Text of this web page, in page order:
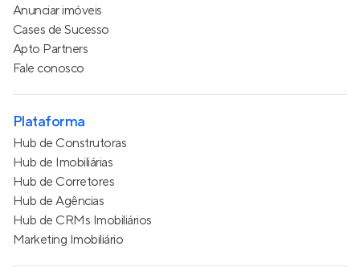
Anunciar imóveis
Cases de Sucesso
Apto Partners
Fale conosco
Plataforma
Hub de Construtoras
Hub de Imobiliárias
Hub de Corretores
Hub de Agências
Hub de CRMs Imobiliários
Marketing Imobiliário